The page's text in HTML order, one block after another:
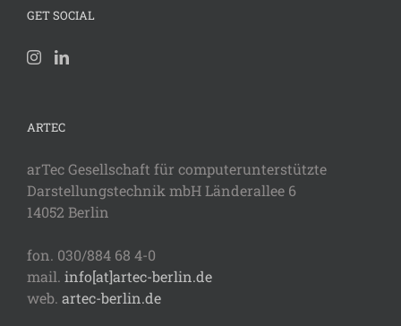
GET SOCIAL
ARTEC
arTec Gesellschaft für computerunterstützte
Darstellungstechnik mbH Länderallee 6
14052 Berlin
fon. 030/884 68 4-0
mail. info[at]artec-berlin.de
web. artec-berlin.de